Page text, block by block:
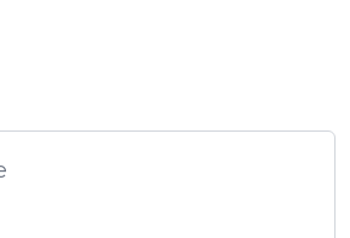
NAAR MEESTOP 6000
VAN START